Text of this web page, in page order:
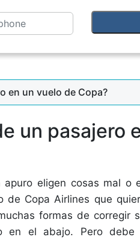
en un vuelo de Copa?
un pasajero
eligen cosas mal o
Copa Airlines que
formas de corregir
en el abajo. Pero debe